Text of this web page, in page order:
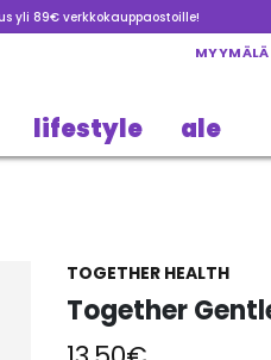
yli 89€ verkkokauppaostoille!
MYYMÄLÄ
lifestyle ale
TOGETHER HEALTH
Together